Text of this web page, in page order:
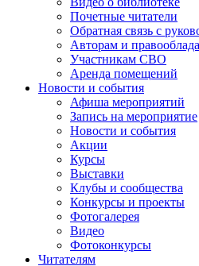
Почетные читатели
Обратная связь с
Авторам и
Участникам СВО
Аренда помещений
Новости и события
Афиша мероприятий
Запись на мероприятие
Новости и события
Акции
Курсы
Выставки
Клубы и сообщества
Конкурсы и проекты
Фотогалерея
Видео
Фотоконкурсы
Читателям